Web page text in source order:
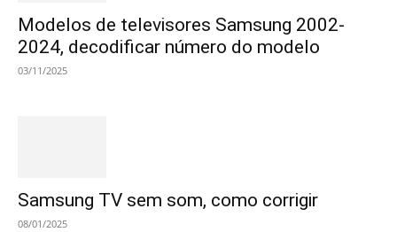
Modelos de televisores Samsung 2002-
2024, decodificar número do modelo
03/11/2025
Samsung TV sem som, como corrigir
08/01/2025